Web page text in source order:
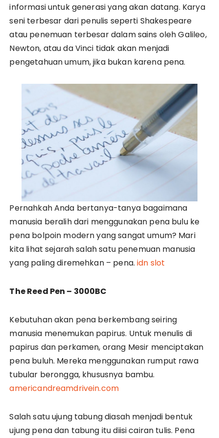
informasi untuk generasi yang akan datang. Karya
seni terbesar dari penulis seperti Shakespeare
atau penemuan terbesar dalam sains oleh Galileo,
Newton, atau da Vinci tidak akan menjadi
pengetahuan umum, jika bukan karena pena.
Pernahkah Anda bertanya-tanya bagaimana
manusia beralih dari menggunakan pena bulu ke
pena bolpoin modern yang sangat umum? Mari
kita lihat sejarah salah satu penemuan manusia
yang paling diremehkan – pena.idn slot
The Reed Pen – 3000BC
Kebutuhan akan pena berkembang seiring
manusia menemukan papirus. Untuk menulis di
papirus dan perkamen, orang Mesir menciptakan
pena buluh. Mereka menggunakan rumput rawa
tubular berongga, khususnya bambu.
americandreamdrivein.com
Salah satu ujung tabung diasah menjadi bentuk
ujung pena dan tabung itu diisi cairan tulis. Pena